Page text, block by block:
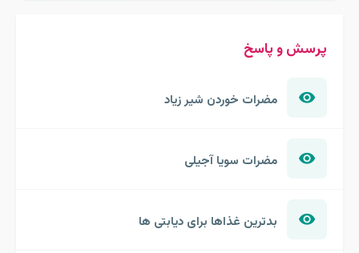
پرسش و پاسخ
مضرات خوردن شیر زیاد
مضرات سویا آجیلی
بدترین غذاها برای دیابتی ها